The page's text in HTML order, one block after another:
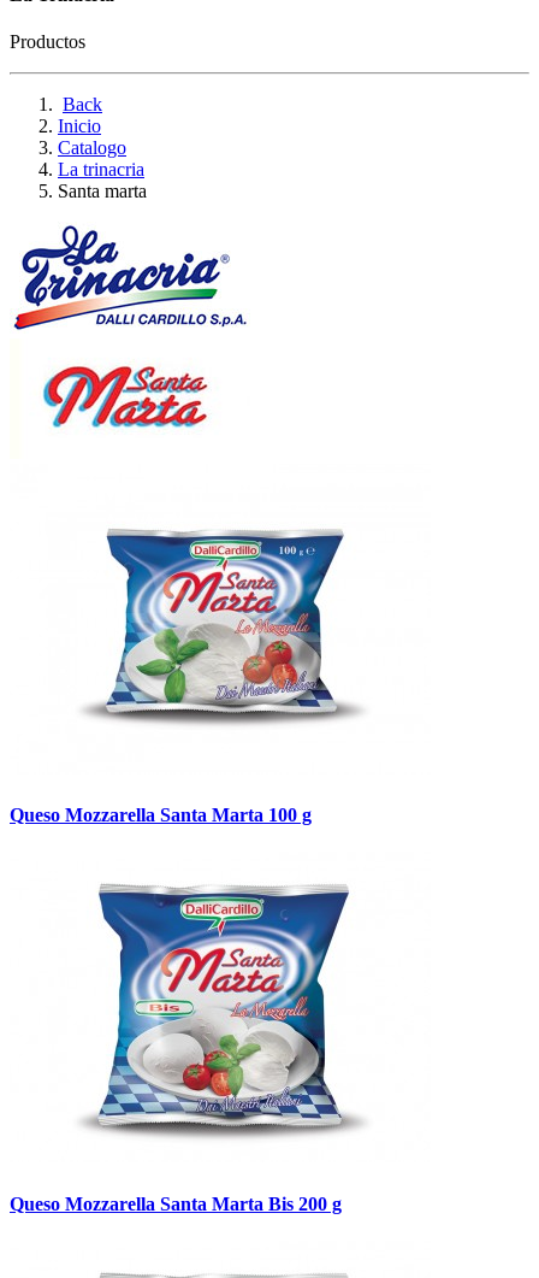
Productos
Back
Inicio
Catalogo
La trinacria
Santa marta
Queso Mozzarella Santa Marta 100 g
Queso Mozzarella Santa Marta Bis 200 g